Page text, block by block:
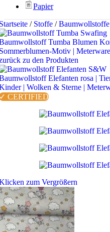
Papier
/ Stoffe / Baumwollstoffe
Tumba Blumen
Motiv | Meterware
zu den Produkten
Elefanten rosa |
| Wolken & Sterne |
CERTIFIED
zum Vergrößern